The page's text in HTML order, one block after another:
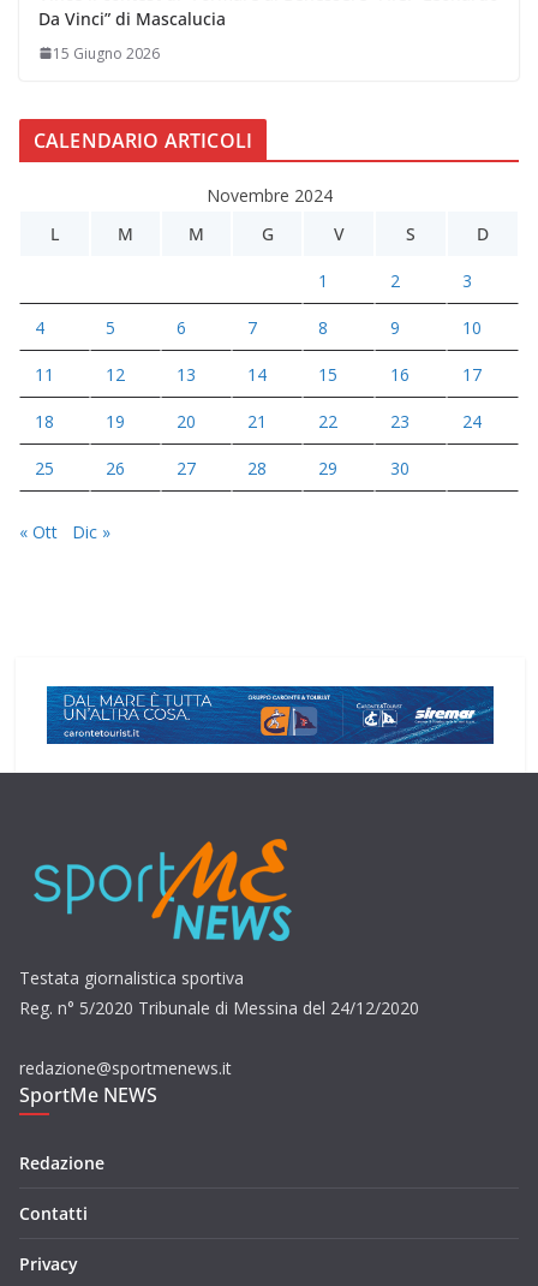
Da Vinci” di Mascalucia
15 Giugno 2026
CALENDARIO ARTICOLI
Novembre 2024
L
M M G V S D
1 2 3
4 5 6 7 8 9 10
11 12 13 14 15 16 17
18 19 20 21 22 23 24
25 26 27 28 29 30
« Ott Dic »
Testata giornalistica sportiva
Reg. n° 5/2020 Tribunale di Messina del 24/12/2020
redazione@sportmenews.it
SportMe NEWS
Redazione
Contatti
Privacy